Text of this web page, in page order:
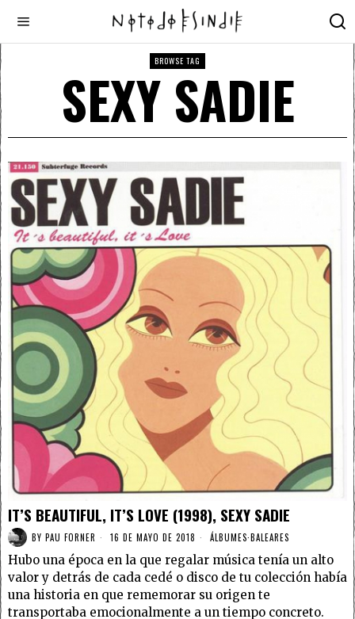
BROWSE TAG
SEXY SADIE
IT’S BEAUTIFUL, IT’S LOVE (1998), SEXY SADIE
BY PAU FORNER 16 DE MAYO DE 2018 ÁLBUMES·BALEARES
Hubo una época en la que regalar música tenía un alto
valor y detrás de cada cedé o disco de tu colección había
una historia en que rememorar su origen te
transportaba emocionalmente a un tiempo concreto.